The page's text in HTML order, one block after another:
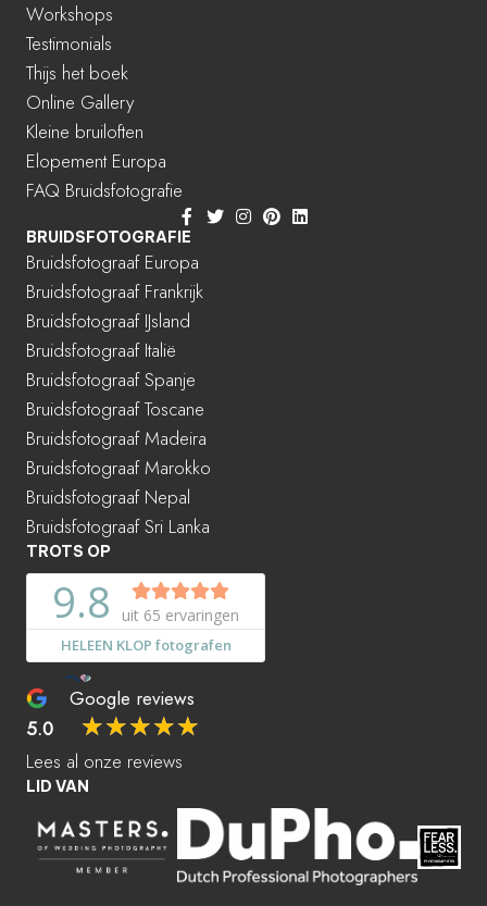
Workshops
Testimonials
Thijs het boek
Online Gallery
Kleine bruiloften
Elopement Europa
FAQ Bruidsfotografie
BRUIDSFOTOGRAFIE
Bruidsfotograaf Europa
Bruidsfotograaf Frankrijk
Bruidsfotograaf IJsland
Bruidsfotograaf Italië
Bruidsfotograaf Spanje
Bruidsfotograaf Toscane
Bruidsfotograaf Madeira
Bruidsfotograaf Marokko
Bruidsfotograaf Nepal
Bruidsfotograaf Sri Lanka
TROTS OP
Google reviews
5.0
☆☆☆☆☆
Lees al onze reviews
LID VAN